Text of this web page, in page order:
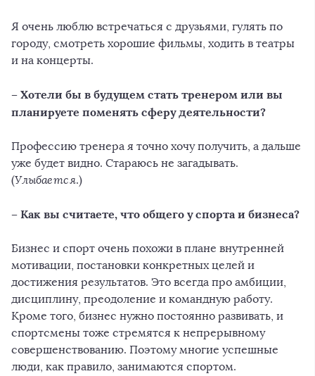
Я очень люблю встречаться с друзьями, гулять по
городу, смотреть хорошие фильмы, ходить в театры
и на концерты.
– Хотели бы в будущем стать тренером или вы
планируете поменять сферу деятельности?
Профессию тренера я точно хочу получить, а дальше
уже будет видно. Стараюсь не загадывать.
(Улыбается.)
– Как вы считаете, что общего у спорта и бизнеса?
Бизнес и спорт очень похожи в плане внутренней
мотивации, постановки конкретных целей и
достижения результатов. Это всегда про амбиции,
дисциплину, преодоление и командную работу.
Кроме того, бизнес нужно постоянно развивать, и
спортсмены тоже стремятся к непрерывному
совершенствованию. Поэтому многие успешные
люди, как правило, занимаются спортом.